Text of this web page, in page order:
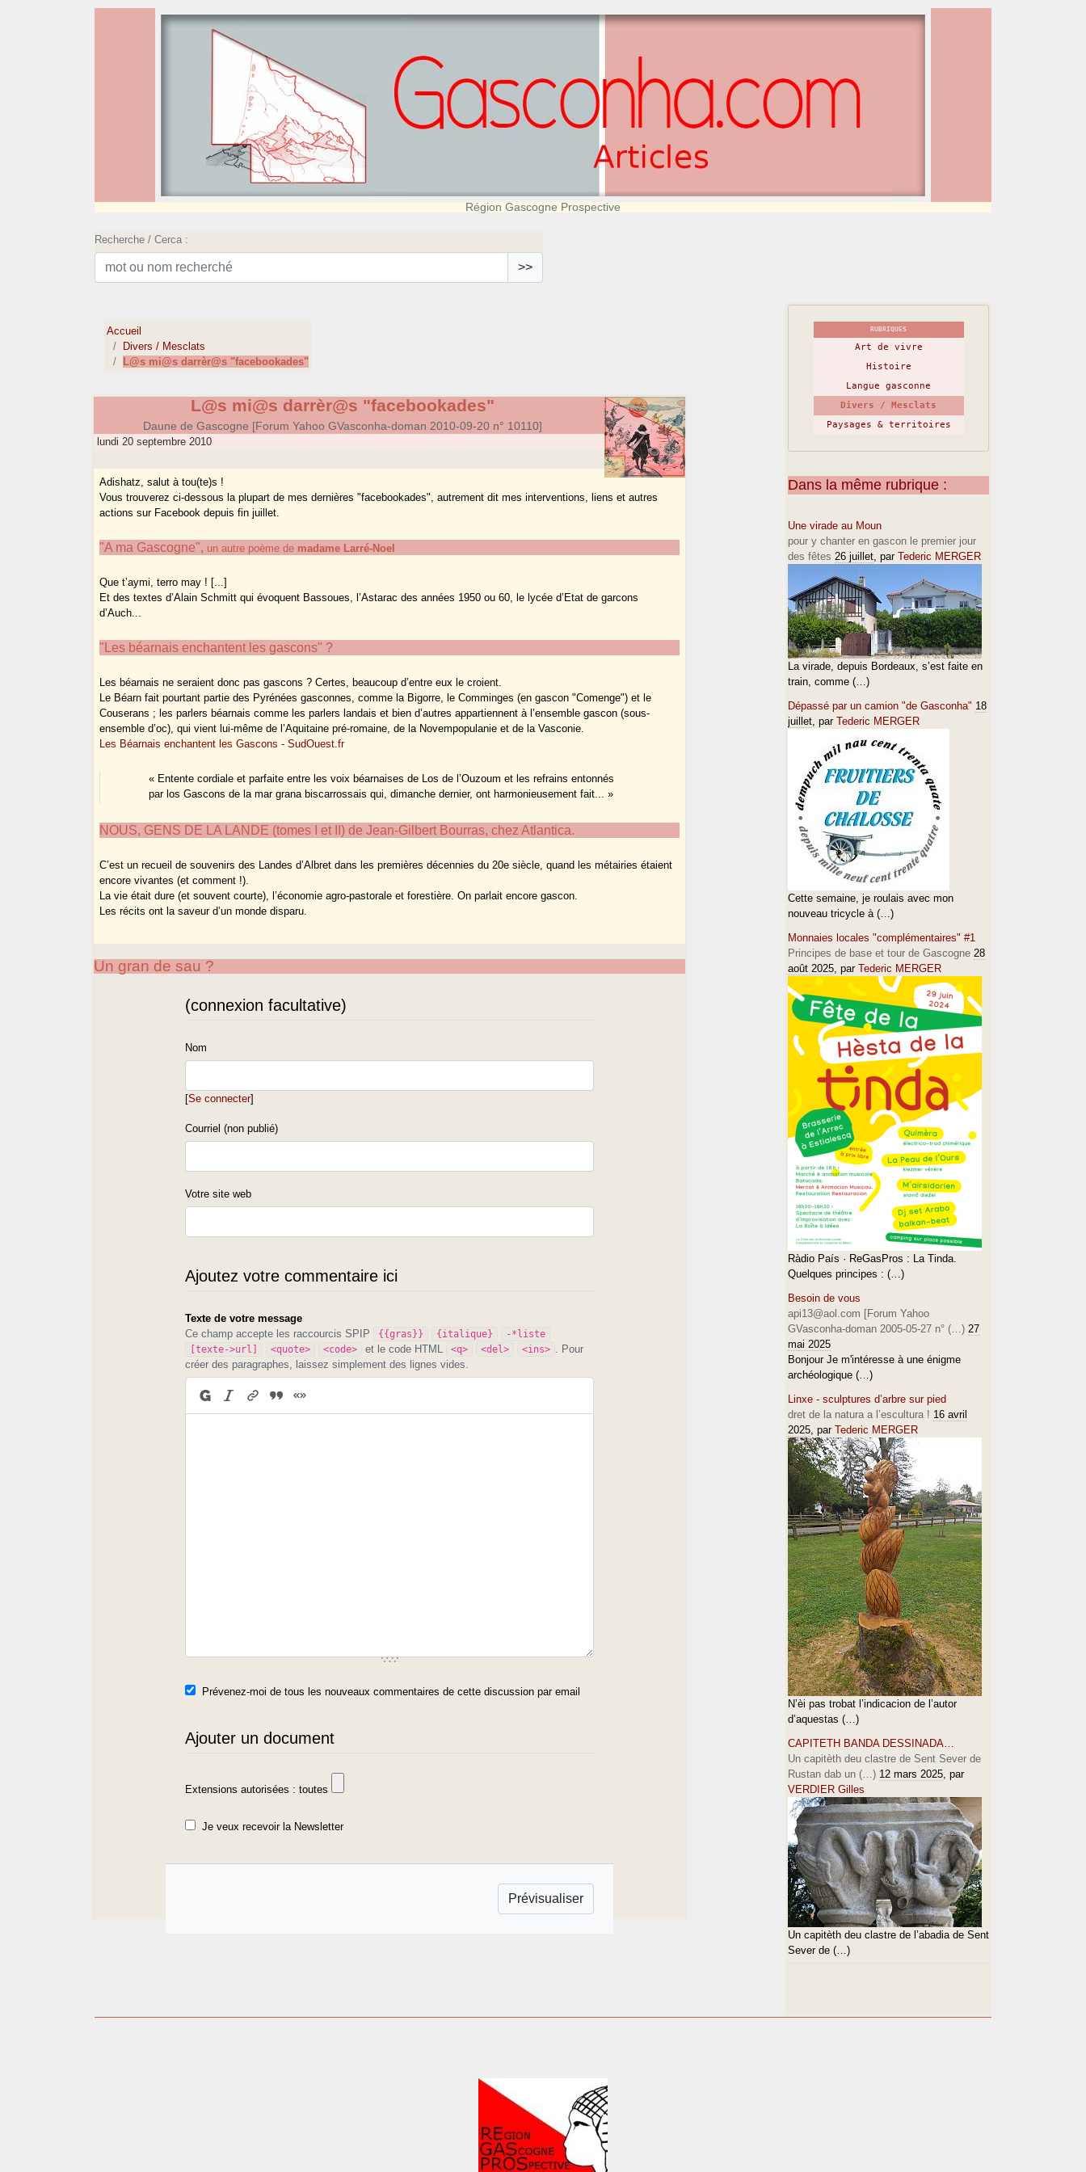
Région Gascogne Prospective
Recherche / Cerca :
>>
Accueil
Divers / Mesclats
L@s mi@s darrèr@s "facebookades"
L@s mi@s darrèr@s "facebookades"
Daune de Gascogne [Forum Yahoo GVasconha-doman 2010-09-20 n° 10110]
lundi 20 septembre 2010
Adishatz, salut à tou(te)s !
Vous trouverez ci-dessous la plupart de mes dernières "facebookades", autrement dit mes interventions, liens et autres
actions sur Facebook depuis fin juillet.
"A ma Gascogne", un autre poème de madame Larré-Noel
Que t’aymi, terro may ! [...]
Et des textes d’Alain Schmitt qui évoquent Bassoues, l’Astarac des années 1950 ou 60, le lycée d’Etat de garcons
d’Auch...
"Les béarnais enchantent les gascons" ?
Les béarnais ne seraient donc pas gascons ? Certes, beaucoup d’entre eux le croient.
Le Béarn fait pourtant partie des Pyrénées gasconnes, comme la Bigorre, le Comminges (en gascon "Comenge") et le
Couserans ; les parlers béarnais comme les parlers landais et bien d’autres appartiennent à l’ensemble gascon (sous-
ensemble d’oc), qui vient lui-même de l’Aquitaine pré-romaine, de la Novempopulanie et de la Vasconie.
Les Béarnais enchantent les Gascons - SudOuest.fr
« Entente cordiale et parfaite entre les voix béarnaises de Los de l’Ouzoum et les refrains entonnés
par los Gascons de la mar grana biscarrossais qui, dimanche dernier, ont harmonieusement fait... »
NOUS, GENS DE LA LANDE (tomes I et II) de Jean-Gilbert Bourras, chez Atlantica.
C’est un recueil de souvenirs des Landes d’Albret dans les premières décennies du 20e siècle, quand les métairies étaient
encore vivantes (et comment !).
La vie était dure (et souvent courte), l’économie agro-pastorale et forestière. On parlait encore gascon.
Les récits ont la saveur d’un monde disparu.
Un gran de sau ?
(connexion facultative)
Nom
[Se connecter]
Courriel (non publié)
Votre site web
Ajoutez votre commentaire ici
Texte de votre message
Ce champ accepte les raccourcis SPIP
{{gras}} {italique}
-*liste
[texte->url]
<quote> <code> et le code HTML <q> <del> <ins>
. Pour
créer des paragraphes, laissez simplement des lignes vides.
Prévenez-moi de tous les nouveaux commentaires de cette discussion par email
Ajouter un document
Extensions autorisées : toutes
Je veux recevoir la Newsletter
RUBRIQUES
Art de vivre
Histoire
Langue gasconne
Divers / Mesclats
Paysages & territoires
Dans la même rubrique :
Une virade au Moun
pour y chanter en gascon le premier jour
des fêtes 26 juillet, par Tederic MERGER
La virade, depuis Bordeaux, s’est faite en
train, comme (…)
Dépassé par un camion "de Gasconha" 18
juillet, par Tederic MERGER
Cette semaine, je roulais avec mon
nouveau tricycle à (…)
Monnaies locales "complémentaires" #1
Principes de base et tour de Gascogne 28
août 2025, par Tederic MERGER
Ràdio País · ReGasPros : La Tinda.
Quelques principes : (…)
Besoin de vous
api13@aol.com [Forum Yahoo
GVasconha-doman 2005-05-27 n° (…) 27
mai 2025
Bonjour Je m'intéresse à une énigme
archéologique (…)
Linxe - sculptures d’arbre sur pied
dret de la natura a l’escultura ! 16 avril
2025, par Tederic MERGER
N’èi pas trobat l’indicacion de l’autor
d’aquestas (…)
CAPITETH BANDA DESSINADA…
Un capitèth deu clastre de Sent Sever de
Rustan dab un (…) 12 mars 2025, par
VERDIER Gilles
Un capitèth deu clastre de l’abadia de Sent
Sever de (…)